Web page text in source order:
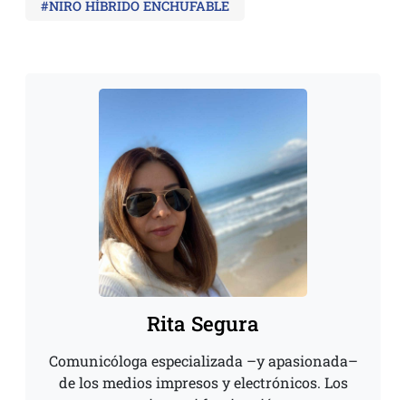
#NIRO HÍBRIDO ENCHUFABLE
Rita Segura
Comunicóloga especializada –y apasionada–
de los medios impresos y electrónicos. Los